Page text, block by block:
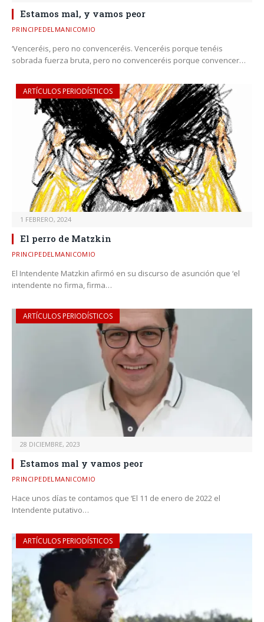
Estamos mal, y vamos peor
PRINCIPEDELMANICOMIO
‘Venceréis, pero no convenceréis. Venceréis porque tenéis
sobrada fuerza bruta, pero no convenceréis porque convencer…
ARTÍCULOS PERIODÍSTICOS
1 FEBRERO, 2024
El perro de Matzkin
PRINCIPEDELMANICOMIO
El Intendente Matzkin afirmó en su discurso de asunción que ‘el
intendente no firma, firma…
ARTÍCULOS PERIODÍSTICOS
28 DICIEMBRE, 2023
Estamos mal y vamos peor
PRINCIPEDELMANICOMIO
Hace unos días te contamos que ‘El 11 de enero de 2022 el
Intendente putativo…
ARTÍCULOS PERIODÍSTICOS